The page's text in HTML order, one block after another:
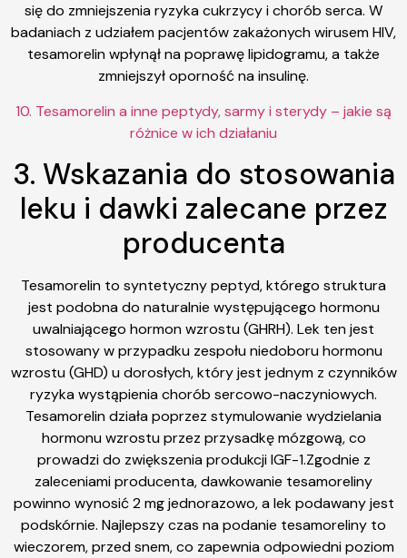
się do zmniejszenia ryzyka cukrzycy i chorób serca. W
badaniach z udziałem pacjentów zakażonych wirusem HIV,
tesamorelin wpłynął na poprawę lipidogramu, a także
zmniejszył oporność na insulinę.
10. Tesamorelin a inne peptydy, sarmy i sterydy – jakie są
różnice w ich działaniu
3. Wskazania do stosowania
leku i dawki zalecane przez
producenta
Tesamorelin to syntetyczny peptyd, którego struktura
jest podobna do naturalnie występującego hormonu
uwalniającego hormon wzrostu (GHRH). Lek ten jest
stosowany w przypadku zespołu niedoboru hormonu
wzrostu (GHD) u dorosłych, który jest jednym z czynników
ryzyka wystąpienia chorób sercowo-naczyniowych.
Tesamorelin działa poprzez stymulowanie wydzielania
hormonu wzrostu przez przysadkę mózgową, co
prowadzi do zwiększenia produkcji IGF-1.Zgodnie z
zaleceniami producenta, dawkowanie tesamoreliny
powinno wynosić 2 mg jednorazowo, a lek podawany jest
podskórnie. Najlepszy czas na podanie tesamoreliny to
wieczorem, przed snem, co zapewnia odpowiedni poziom